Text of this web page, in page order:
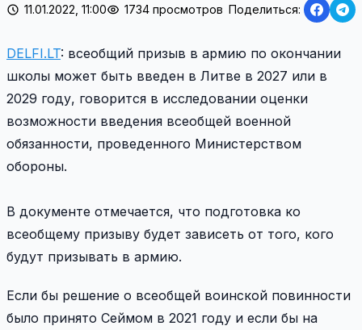
11.01.2022, 11:00 1734 просмотров Поделиться:
DELFI.LT: всеобщий призыв в армию по окончании
школы может быть введен в Литве в 2027 или в
2029 году, говорится в исследовании оценки
возможности введения всеобщей военной
обязанности, проведенного Министерством
обороны.
В документе отмечается, что подготовка ко
всеобщему призыву будет зависеть от того, кого
будут призывать в армию.
Если бы решение о всеобщей воинской повинности
было принято Сеймом в 2021 году и если бы на